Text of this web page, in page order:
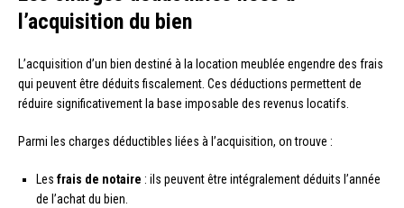
l’acquisition du bien
L’acquisition d’un bien destiné à la location meublée engendre des frais
qui peuvent être déduits fiscalement. Ces déductions permettent de
réduire significativement la base imposable des revenus locatifs.
Parmi les charges déductibles liées à l’acquisition, on trouve :
Les frais de notaire : ils peuvent être intégralement déduits l’année
de l’achat du bien.